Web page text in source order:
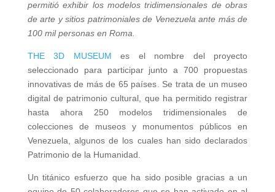
permitió exhibir los modelos tridimensionales de obras
de arte y sitios patrimoniales de Venezuela ante más de
100 mil personas en Roma.
THE 3D MUSEUM es el nombre del proyecto
seleccionado para participar junto a 700 propuestas
innovativas de más de 65 países
Se trata de un museo
digital de patrimonio cultural, que ha permitido registrar
hasta ahora 250 modelos tridimensionales de
colecciones de museos y monumentos públicos en
Venezuela, algunos de los cuales han sido declarados
Patrimonio de la Humanidad.
Un titánico esfuerzo que ha sido posible gracias a un